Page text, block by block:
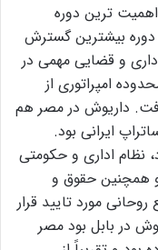
ترین دوره
بیشترین گسترش
و قضایی مهمی در
امپراتوری از
داریوش در مصر هم
ایرانی بود.
نظام اداری و حکومتی
و همچنین حقوق و
مورد تایید قرار
در بابل بود مصر